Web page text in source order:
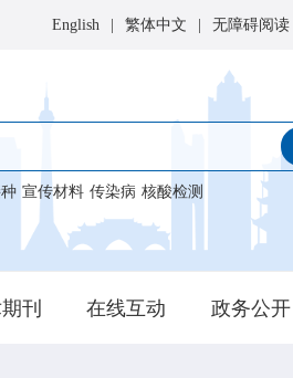
English | 繁体中文 | 无障碍阅读
宣传材料 传染病 核酸检测
刊 在线互动 政务公开